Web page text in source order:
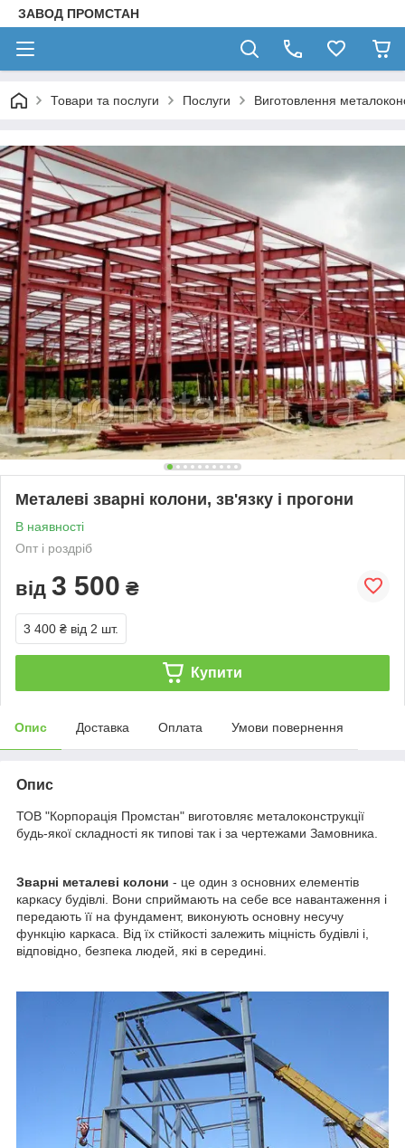
ЗАВОД ПРОМСТАН
Товари та послуги Послуги Виготовлення
Металеві зварні колони, зв'язку і прогони
В наявності
Опт і роздріб
від 3 500 ₴
3 400 ₴ від 2 шт.
Купити
Опис Доставка Оплата Умови повернення
Опис
ТОВ "Корпорація Промстан" виготовляє металоконструкції
будь-якої складності як типові так і за чертежами Замовника.
Зварні металеві колони - це один з основних елементів
каркасу будівлі. Вони сприймають на себе все навантаження і
передають її на фундамент, виконують основну несучу
функцію каркаса. Від їх стійкості залежить міцність будівлі і,
відповідно, безпека людей, які в середині.